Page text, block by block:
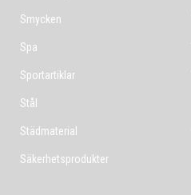
Smycken
Spa
Sportartiklar
Stål
Städmaterial
Säkerhetsprodukter